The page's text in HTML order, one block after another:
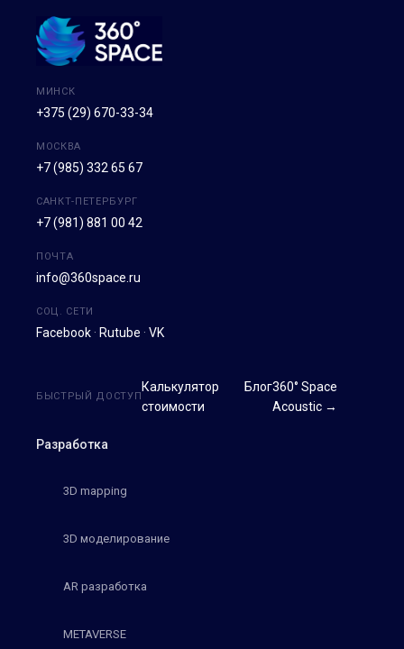
МИНСК
+375 (29) 670-33-34
МОСКВА
+7 (985) 332 65 67
САНКТ-ПЕТЕРБУРГ
+7 (981) 881 00 42
ПОЧТА
info@360space.ru
СОЦ. СЕТИ
Facebook · Rutube · VK
Разработка
3D mapping
3D моделирование
AR разработка
METAVERSE
БЫСТРЫЙ ДОСТУП
Калькулятор
стоимости
Блог360° Space
Acoustic →